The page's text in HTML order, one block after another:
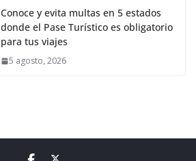
Conoce y evita multas en 5 estados
donde el Pase Turístico es obligatorio
para tus viajes
5 agosto, 2026